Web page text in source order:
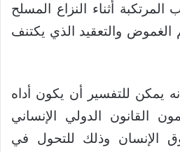
أثناء النزاع المسلح
الغموض والتعقيد الذي يكتنف
يمكن للتفسير أن يكون أداه
القانون الدولي الإنساني
الإنسان وذلك للتحول في